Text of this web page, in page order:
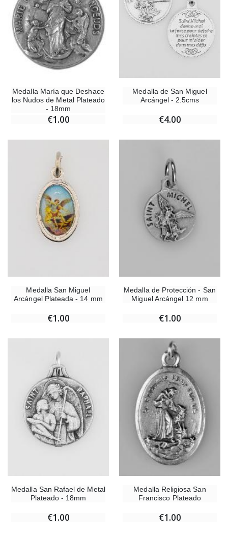
Medalla María que Deshace
los Nudos de Metal Plateado
- 18mm
€1.00
Medalla de San Miguel
Arcángel - 2.5cms
€4.00
Medalla San Miguel
Arcángel Plateada - 14 mm
€1.00
Medalla de Protección - San
Miguel Arcángel 12 mm
€1.00
Medalla San Rafael de Metal
Plateado - 18mm
€1.00
Medalla Religiosa San
Francisco Plateado
€1.00